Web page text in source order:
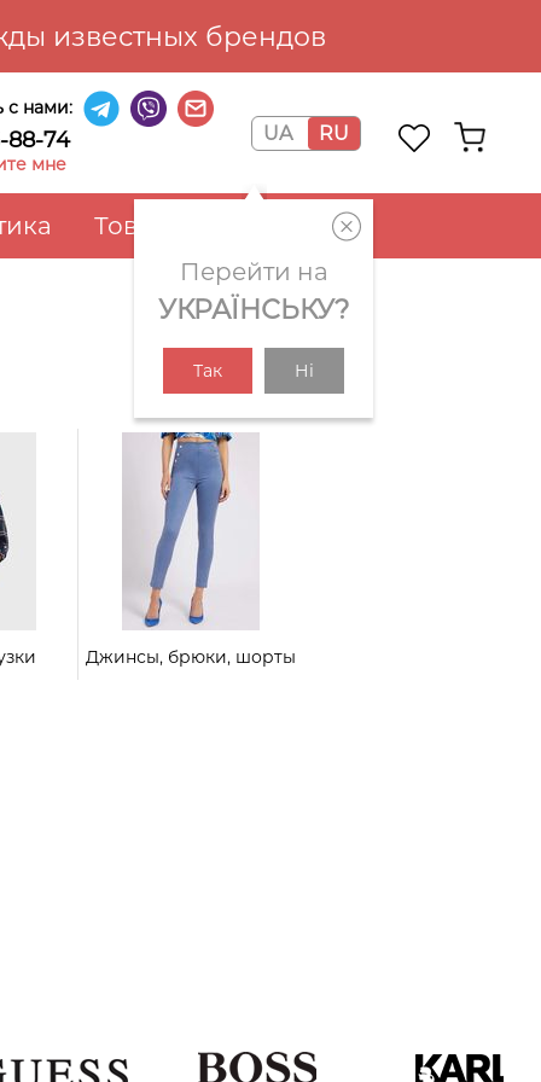
известных брендов
с нами:
88-74
мне
UA RU
Перейти на
УКРАЇНСЬКУ?
Так Ні
Товары для дома
Джинсы, брюки, шорты